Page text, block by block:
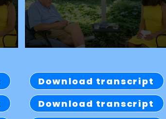
Download transcript
Download transcript